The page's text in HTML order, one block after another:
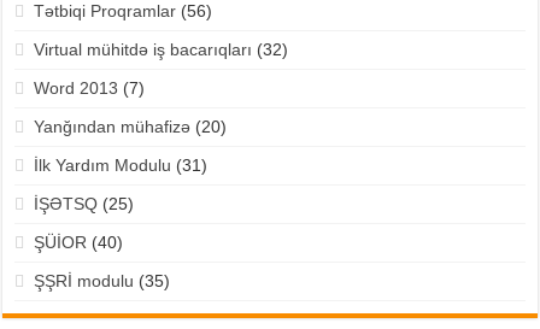
Tətbiqi Proqramlar(56)
Virtual mühitdə iş bacarıqları (32)
Word 2013 (7)
Yanğından mühafizə(20)
İlk Yardım Modulu (31)
İŞƏTSQ(25)
ŞÜİOR (40)
ŞŞRİ modulu (35)